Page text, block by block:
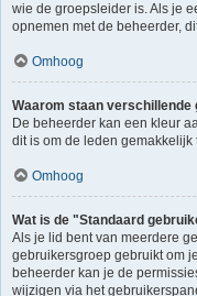
wie de groepsleider is. Als je
opnemen met de beheerder,
Omhoog
Waarom staan
De beheerder kan een kleur
dit is om de leden gemakkelijk
Omhoog
Wat is de "Standaard
Als je lid bent van meerdere
gebruikersgroep gebruikt om
beheerder kan je de
wijzigen via het